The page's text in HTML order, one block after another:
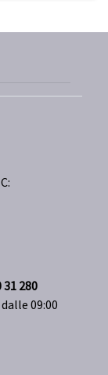
280
09:00